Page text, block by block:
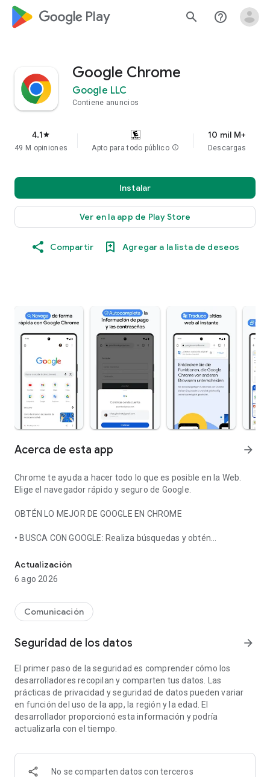
google_logo Play search help_outline
Google Chrome
Google LLC
Contiene anuncios
4.1star
49 M opiniones Apto para todo público info
10 mil M+
Descargas
Instalar
Ver en la app de Play Store
Compartir Agregar a la lista de deseos
Acerca de esta app arrow_forward
Chrome te ayuda a hacer todo lo que es posible en la Web.
Elige el navegador rápido y seguro de Google.
OBTÉN LO MEJOR DE GOOGLE EN CHROME
• BUSCA CON GOOGLE: Realiza búsquedas y obtén
buscar sin usar las manos.
• GOOGLE LENS: Busca lo que ves a tu alrededor con la
cámara.
idiomas. Traduce sitios enteros con un solo clic.
con el nivel más alto de seguridad de Chrome.
• VERIFICACIÓN DE SEGURIDAD: Obtén tranquilidad con
alertas de seguridad proactivas.
• ADMINISTRADOR DE CONTRASEÑAS DE GOOGLE: Genera y
guarda contraseñas de forma segura para acceder a tus
cuentas con rapidez, y recibe alertas si tus contraseñas están
ACCEDE A CHROME EN DIFERENTES DISPOSITIVOS
Actualización
6 ago 2026
Comunicación
Seguridad de los datos arrow_forward
El primer paso de la seguridad es comprender cómo los
desarrolladores recopilan y comparten tus datos. Las
prácticas de privacidad y seguridad de datos pueden variar
en función del uso de la app, la región y la edad. El
desarrollador proporcionó esta información y podría
actualizarla con el tiempo.
No se comparten datos con terceros